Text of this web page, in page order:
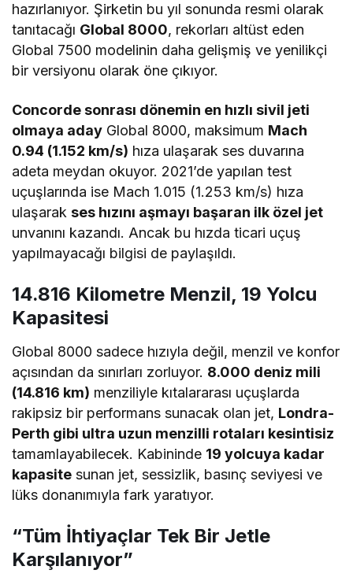
hazırlanıyor. Şirketin bu yıl sonunda resmi olarak
tanıtacağı Global 8000, rekorları altüst eden
Global 7500 modelinin daha gelişmiş ve yenilikçi
bir versiyonu olarak öne çıkıyor.
Concorde sonrası dönemin en hızlı sivil jeti
olmaya aday Global 8000, maksimum Mach
0.94 (1.152 km/s) hıza ulaşarak ses duvarına
adeta meydan okuyor. 2021’de yapılan test
uçuşlarında ise Mach 1.015 (1.253 km/s) hıza
ulaşarakses hızını aşmayı başaran ilk özel jet
unvanını kazandı. Ancak bu hızda ticari uçuş
yapılmayacağı bilgisi de paylaşıldı.
14.816 Kilometre Menzil, 19 Yolcu
Kapasitesi
Global 8000 sadece hızıyla değil, menzil ve konfor
açısından da sınırları zorluyor. 8.000 deniz mili
(14.816 km) menziliyle kıtalararası uçuşlarda
rakipsiz bir performans sunacak olan jet, Londra-
Perth gibi ultra uzun menzilli rotaları kesintisiz
tamamlayabilecek. Kabininde 19 yolcuya kadar
kapasite sunan jet, sessizlik, basınç seviyesi ve
lüks donanımıyla fark yaratıyor.
“Tüm İhtiyaçlar Tek Bir Jetle
Karşılanıyor”